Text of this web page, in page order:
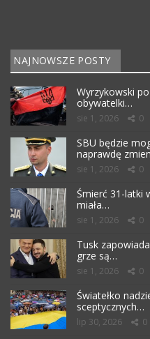
NAJNOWSZE POSTY
Wyrzykowski
obywatelki…
sie 1, 2026 0
SBU będzie
naprawdę
sie 1, 2026 0
Śmierć 31-latki
miała…
sie 1, 2026 0
Tusk
grze są…
sie 1, 2026 0
Światełko
sceptycznych…
lip 30, 2026 0